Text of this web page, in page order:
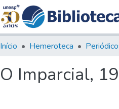
Início Hemeroteca
O Imparcial,